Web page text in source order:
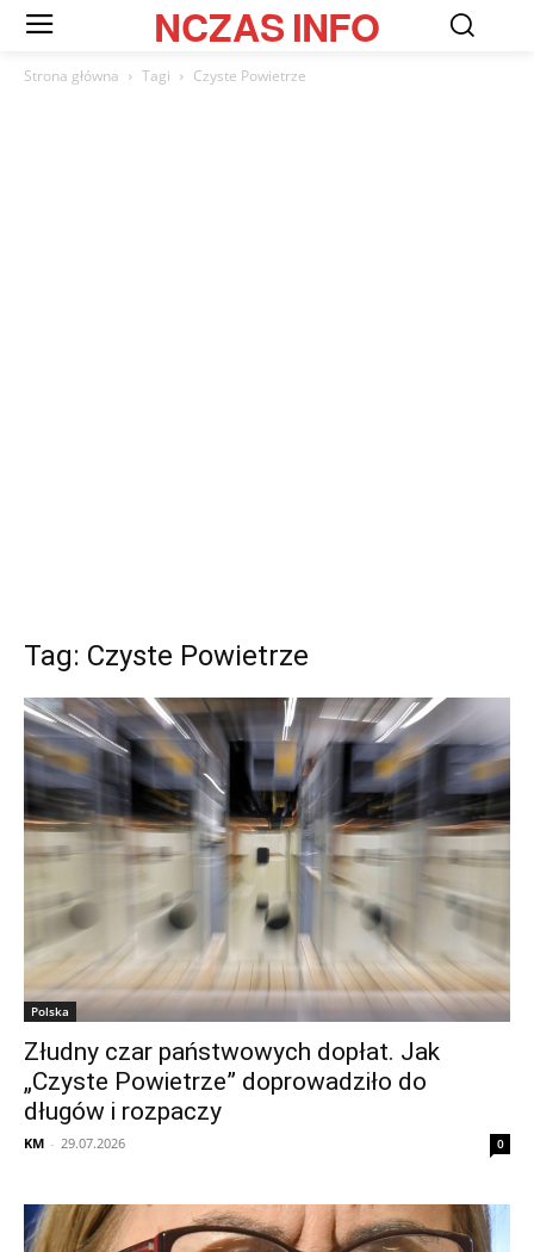
NCZASINFO
Strona główna Tagi Czyste Powietrze
Tag: Czyste Powietrze
Polska
Złudny czar państwowych dopłat. Jak
„Czyste Powietrze” doprowadziło do
długów i rozpaczy
KM - 29.07.2026 0